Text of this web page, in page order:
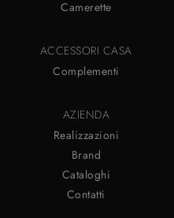
Camerette
ACCESSORI CASA
Complementi
AZIENDA
Realizzazioni
Brand
Cataloghi
Contatti